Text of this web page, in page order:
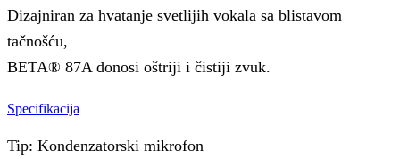
Dizajniran za hvatanje svetlijih vokala sa blistavom
tačnošću,
BETA® 87A donosi oštriji i čistiji zvuk.
Specifikacija
Tip: Kondenzatorski mikrofon